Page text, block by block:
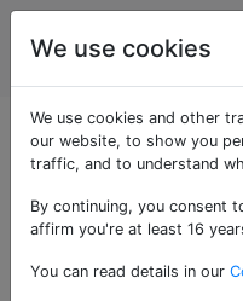
&
Entferne
Nullen
Arrays
We use cookies
We use cookies and other
our website, to show you
traffic, and to understand
By continuing, you consent
affirm you're at least 16
You can read details in our